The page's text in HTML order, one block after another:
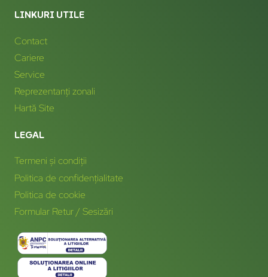
LINKURI UTILE
Contact
Cariere
Service
Reprezentanți zonali
Hartă Site
LEGAL
Termeni și condiții
Politica de confidențialitate
Politica de cookie
Formular Retur / Sesizări